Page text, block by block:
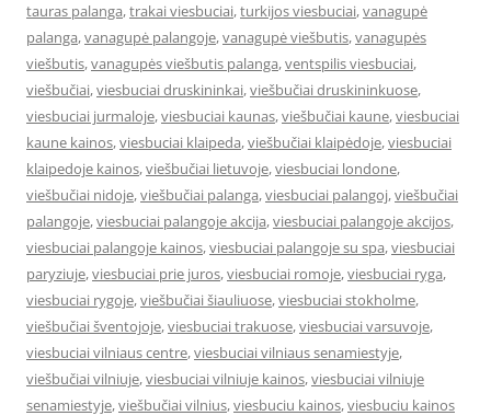
tauras palanga,trakai viesbuciai,turkijos viesbuciai,vanagupė
palanga,vanagupė palangoje,vanagupė viešbutis,vanagupės
viešbutis,vanagupės viešbutis palanga,ventspilis viesbuciai,
viešbučiai,viesbuciai druskininkai,viešbučiai druskininkuose,
viesbuciai jurmaloje,viesbuciai kaunas,viešbučiai kaune,viesbuciai
kaune kainos,viesbuciai klaipeda,viešbučiai klaipėdoje,viesbuciai
klaipedoje kainos,viešbučiai lietuvoje,viesbuciai londone,
viešbučiai nidoje,viešbučiai palanga,viesbuciai palangoj,viešbučiai
palangoje,viesbuciai palangoje akcija,viesbuciai palangoje akcijos,
viesbuciai palangoje kainos,viesbuciai palangoje su spa,viesbuciai
paryziuje,viesbuciai prie juros,viesbuciai romoje,viesbuciai ryga,
viesbuciai rygoje,viešbučiai šiauliuose,viesbuciai stokholme,
viešbučiai šventojoje,viesbuciai trakuose,viesbuciai varsuvoje,
viesbuciai vilniaus centre,viesbuciai vilniaus senamiestyje,
viešbučiai vilniuje,viesbuciai vilniuje kainos,viesbuciai vilniuje
senamiestyje,viešbučiai vilnius,viesbuciu kainos,viesbuciu kainos